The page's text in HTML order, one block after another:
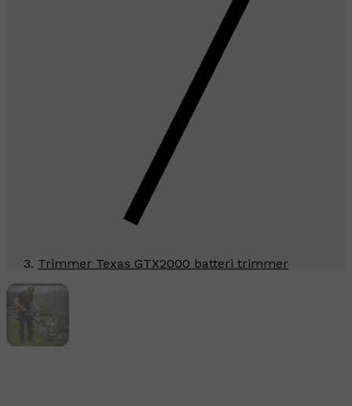
Trimmer Texas GTX2000 batteri trimmer